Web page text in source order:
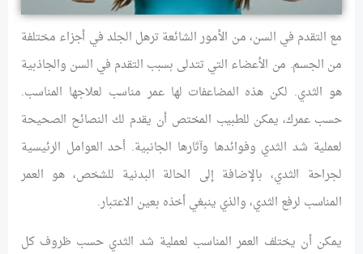
مع التقدم في السن، من الأمور الشائعة ترهل الجلد في أجزاء مختلفة
من الجسم. من الأعضاء التي تتدلى بسبب التقدم في السن والجاذبية
هو الثدي. لكن هذه المضاعفات لها عمر مناسب لعلاجها المناسب.
حسب عمرك، يمكن للطبيب المختص أن يقدم لك النصائح الصحيحة
لعملية شد الثدي وفوائدها وآثارها الجانبية. أحد العوامل الرئيسية
لجراحة الثدي، بالإضافة إلى الحالة البدنية للشخص، هو العمر
المناسب لرفع الثدي، والذي ينبغي أخذه بعين الاعتبار.
يمكن أن يختلف العمر المناسب لعملية شد الثدي حسب ظروف كل